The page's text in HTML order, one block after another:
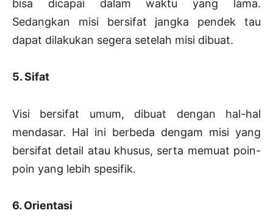
bisa dicapai dalam waktu yang lama.
Sedangkan misi bersifat jangka pendek tau
dapat dilakukan segera setelah misi dibuat.
5. Sifat
Visi bersifat umum, dibuat dengan hal-hal
mendasar. Hal ini berbeda dengam misi yang
bersifat detail atau khusus, serta memuat poin-
poin yang lebih spesifik.
6. Orientasi